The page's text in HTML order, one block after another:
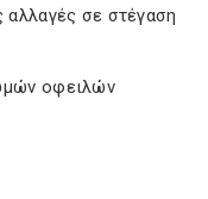
αλλαγές σε στέγαση
οφειλών